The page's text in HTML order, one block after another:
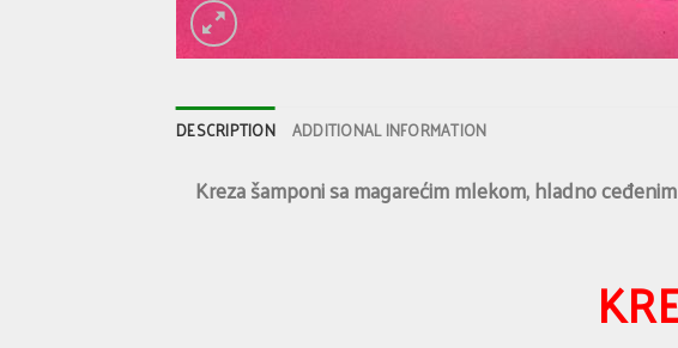
DESCRIPTION ADDITIONAL INFORMATION
Kreza šamponi sa magarećim mlekom, hladno